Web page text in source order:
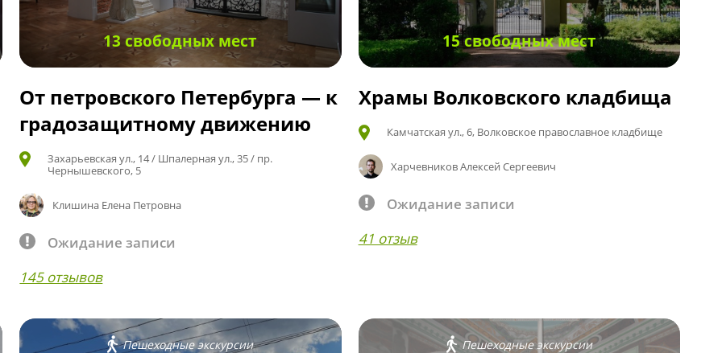
13 свободных мест
От петровского Петербурга — к
градозащитному движению
Захарьевская ул., 14 / Шпалерная ул., 35 / пр.
Чернышевского, 5
Клишина Елена Петровна
Ожидание записи
145 отзывов
15 свободных мест
Храмы Волковского кладбища
Камчатская ул., 6, Волковское православное кладбище
Харчевников Алексей Сергеевич
Ожидание записи
41 отзыв
Пешеходные экскурсии Пешеходные экскурсии